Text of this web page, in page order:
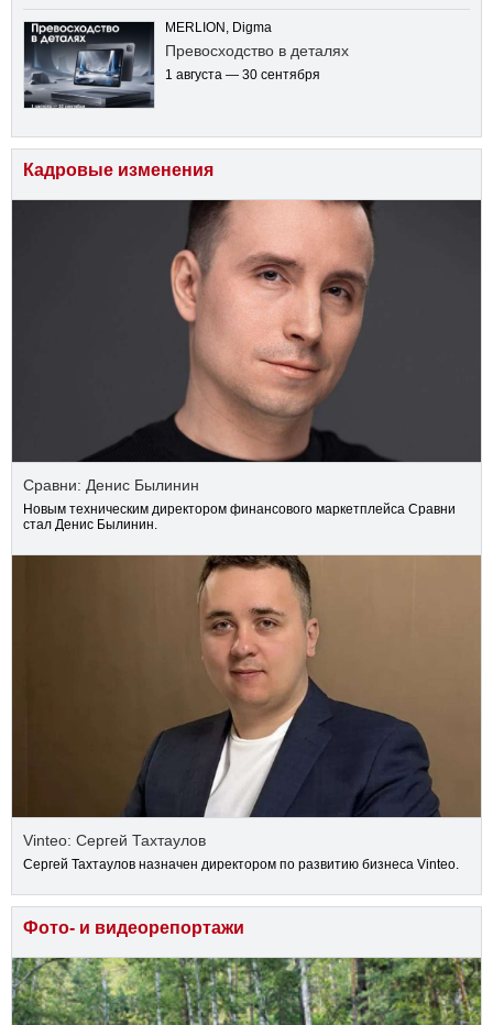
MERLION, Digma
Превосходство в деталях
1 августа — 30 сентября
Кадровые изменения
Сравни: Денис Былинин
Новым техническим директором финансового маркетплейса Сравни
стал Денис Былинин.
Vinteo: Сергей Тахтаулов
Сергей Тахтаулов назначен директором по развитию бизнеса Vinteo.
Фото- и видеорепортажи